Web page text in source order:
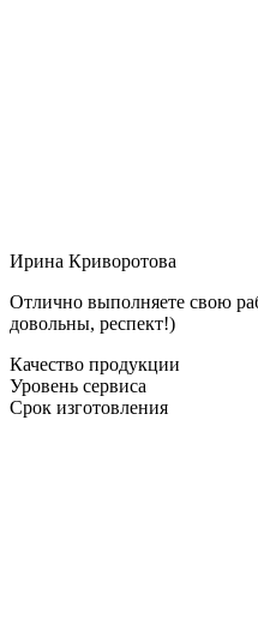
Ирина Криворотова
Отлично выполняете свою
довольны, респект!)
Качество продукции
Уровень сервиса
Срок изготовления